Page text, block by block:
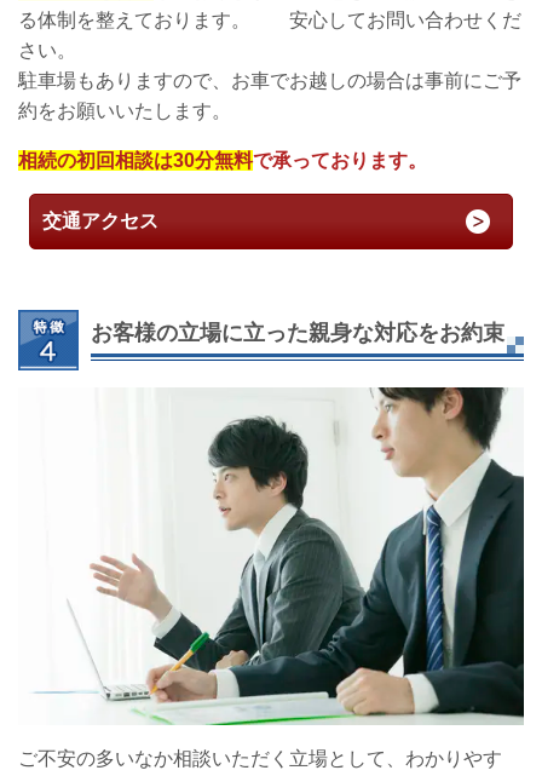
る体制を整えております。 安心してお問い合わせくだ
さい。
駐車場もありますので、お車でお越しの場合は事前にご予
約をお願いいたします。
相続の初回相談は30分無料で承っております。
交通アクセス
お客様の立場に立った親身な対応をお約束
ご不安の多いなか相談いただく立場として、わかりやす